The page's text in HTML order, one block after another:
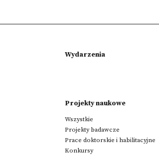
Wydarzenia
Projekty naukowe
Wszystkie
Projekty badawcze
Prace doktorskie i habilitacyjne
Konkursy